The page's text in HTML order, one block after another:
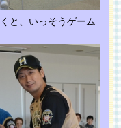
と、いっそうゲーム